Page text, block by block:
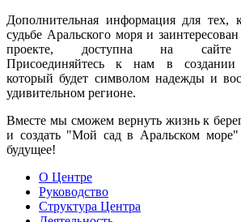
Дополнительная информация для тех,
судьбе Аральского моря и
проекте, доступна на
Присоединяйтесь к нам в создании
который будет символом надежды и
удивительном регионе.
Вместе мы сможем вернуть жизнь к
и создать "Мой сад в Аральском море"
будущее!
О Центре
Руководство
Структура Центра